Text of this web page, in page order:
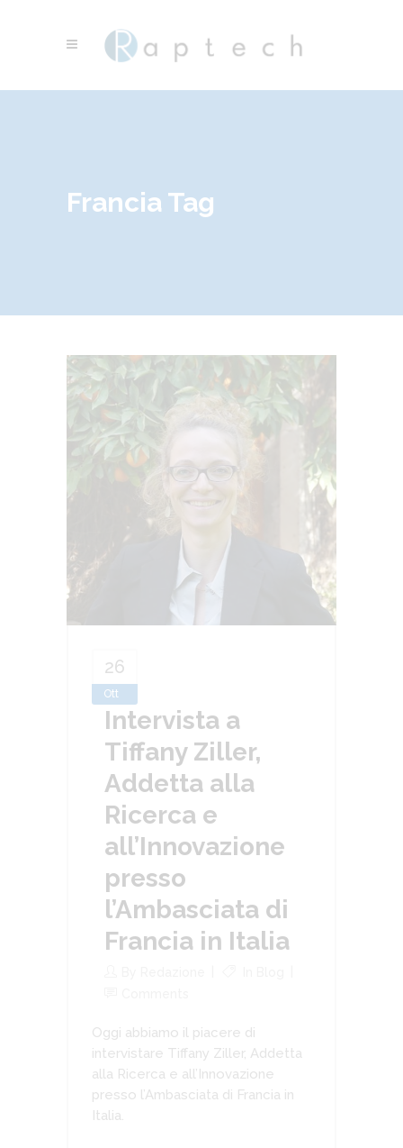
Francia Tag
26
Ott
Intervista a
Tiffany Ziller,
Addetta alla
Ricerca e
all’Innovazione
presso
l’Ambasciata di
Francia in Italia
Oggi abbiamo il piacere di
intervistare Tiffany Ziller, Addetta
alla Ricerca e all’Innovazione
presso l’Ambasciata di Francia in
Italia.